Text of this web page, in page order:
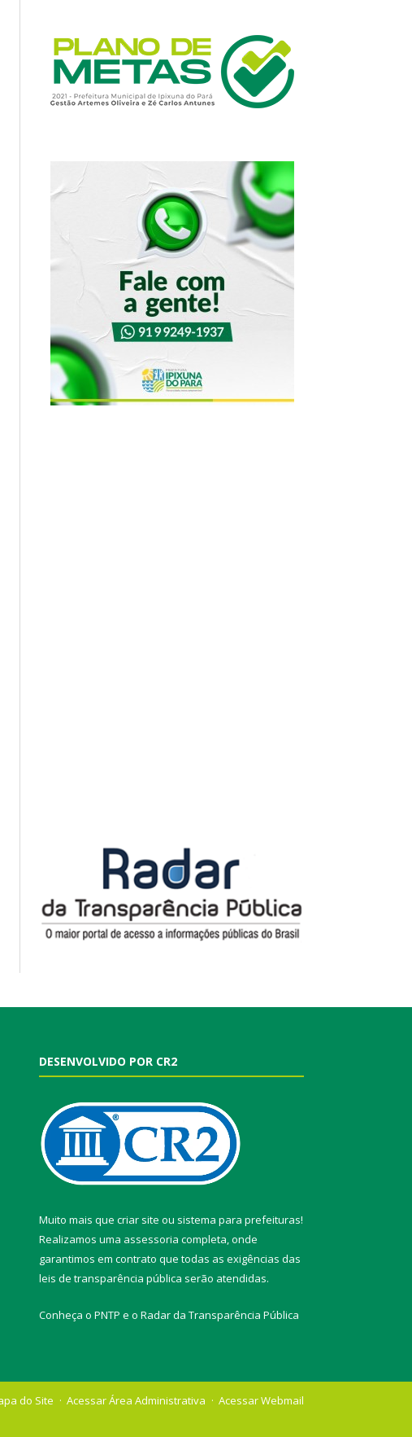
DESENVOLVIDO POR CR2
Muito mais que criar site ou sistema para prefeituras!
Realizamos uma assessoria completa, onde
garantimos em contrato que todas as exigências das
leis de transparência pública serão atendidas.
Conheça o PNTP e o Radar da Transparência Pública
do Site Acessar Área Administrativa Acessar Webmail